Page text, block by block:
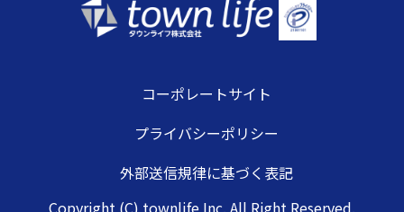
コーポレートサイト
プライバシーポリシー
外部送信規律に基づく表記
Copyright (C) townlife Inc. All Right Reserved.